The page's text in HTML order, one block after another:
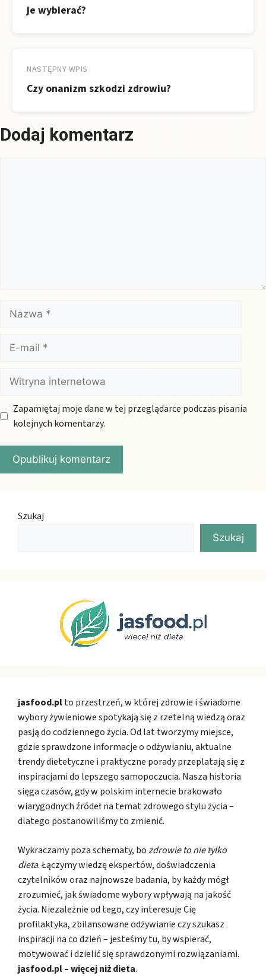
je wybierać?
NASTĘPNY WPIS
Czy onanizm szkodzi zdrowiu?
Dodaj komentarz
Nazwa
mail
Witryna
internetowa
Zapamiętaj moje dane w tej przeglądarce podczas pisania
kolejnych komentarzy.
Szukaj
Szukaj
jasfood.plto przestrzeń, w której zdrowie i świadome
wybory żywieniowe spotykają się z rzetelną wiedzą oraz
pasją do codziennego życia. Od lat tworzymy miejsce,
gdzie sprawdzone informacje o odżywianiu, aktualne
trendy dietetyczne i praktyczne porady przeplatają się z
inspiracjami do lepszego samopoczucia. Nasza historia
sięga czasów, gdy w polskim internecie brakowało
wiarygodnych źródeł na temat zdrowego stylu życia –
dlatego postanowiliśmy to zmienić.
Wykraczamy poza schematy, bozdrowie to nie tylko
dieta. Łączymy wiedzę ekspertów, doświadczenia
czytelników oraz najnowsze badania, by każdy mógł
zrozumieć, jak świadome wybory wpływają na jakość
życia. Niezależnie od tego, czy interesuje Cię
profilaktyka, zbilansowane odżywianie czy szukasz
inspiracji na co dzień – jesteśmy tu, by wspierać,
motywować i dzielić się sprawdzonymi rozwiązaniami.
jasfood.pl – więcej niż dieta.